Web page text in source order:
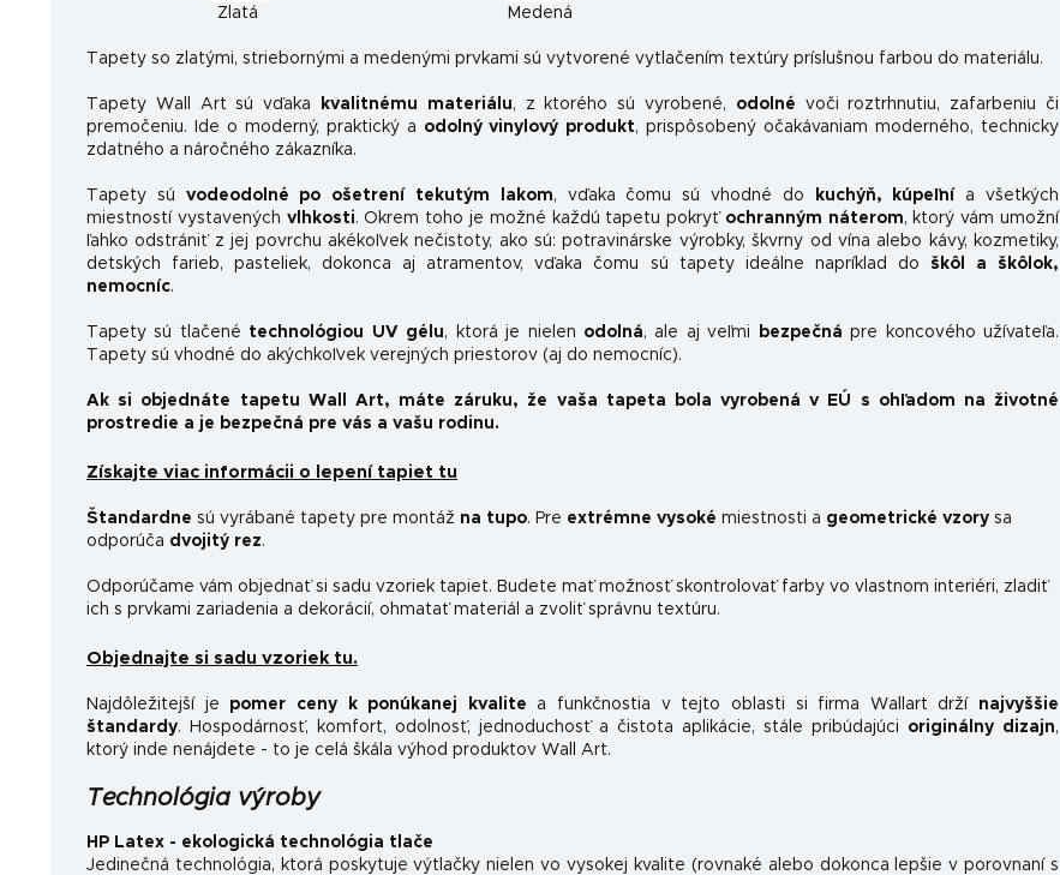
Zlatá Medená
Tapety so zlatými, striebornými a medenými prvkami sú vytvorené vytlačením textúry príslušnou farbou do materiálu.
Tapety Wall Art sú vďaka kvalitnému materiálu, z ktorého sú vyrobené, odolné voči roztrhnutiu, zafarbeniu či
premočeniu. Ide o moderný, praktický a odolný vinylový produkt, prispôsobený očakávaniam moderného, ​​technicky
zdatného a náročného zákazníka.
Tapety sú vodeodolné po ošetrení tekutým lakom, vďaka čomu sú vhodné do kuchýň, kúpeľní
a všetkých
miestností vystavených vlhkosti. Okrem toho je možné každú tapetu pokryť ochranným náterom, ktorý vám umožní
ľahko odstrániť z jej povrchu akékoľvek nečistoty, ako sú: potravinárske výrobky, škvrny od vína alebo kávy, kozmetiky,
detských farieb, pasteliek, dokonca aj atramentov, vďaka čomu sú tapety ideálne napríklad do škôl a škôlok,
nemocníc.
Tapety sú tlačené technológiou UV gélu, ktorá je nielen odolná, ale aj veľmi bezpečná pre koncového užívateľa.
Tapety sú vhodné do akýchkoľvek verejných priestorov (aj do nemocníc).
Ak si objednáte tapetu Wall Art, máte záruku, že vaša tapeta bola vyrobená v EÚ s ohľadom na životné
prostredie a je bezpečná pre vás a vašu rodinu.
Získajte viac informácii o lepení tapiet tu
Štandardne sú vyrábané tapety pre montáž na tupo. Pre extrémne vysoké miestnosti a geometrické vzory sa
odporúča dvojitý rez.
Odporúčame vám objednať si sadu vzoriek tapiet. Budete mať možnosť skontrolovať farby vo vlastnom interiéri, zladiť
ich s prvkami zariadenia a dekorácií, ohmatať materiál a zvoliť správnu textúru.
Objednajte si sadu vzoriek tu.
Najdôležitejší je pomer ceny k ponúkanej kvalite a funkčnostia v tejto oblasti si firma Wallart drží najvyššie
štandardy. Hospodárnosť, komfort, odolnosť, jednoduchosť a čistota aplikácie, stále pribúdajúci originálny dizajn,
ktorý inde nenájdete - to je celá škála výhod produktov Wall Art.
Technológia výroby
HP Latex - ekologická technológia tlače
Jedinečná technológia, ktorá poskytuje výtlačky nielen vo vysokej kvalite (rovnaké alebo dokonca lepšie v porovnaní s